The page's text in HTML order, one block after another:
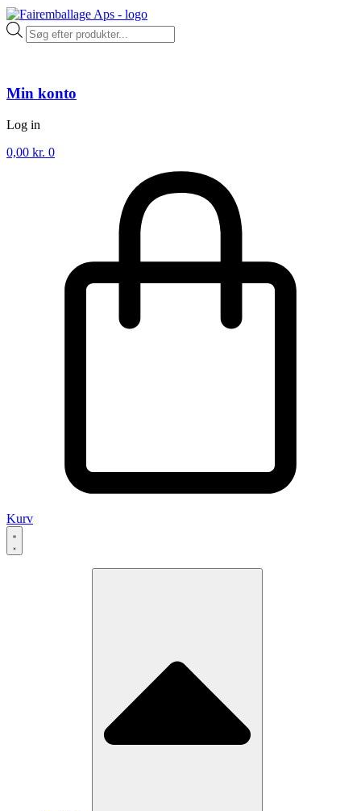
Products
search
Min konto
Log in
0,00 kr. 0
Kurv